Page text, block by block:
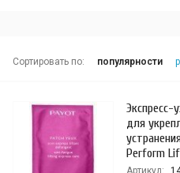
Сортировать по: популярности
Экспресс-
для
Perform
Артикул: